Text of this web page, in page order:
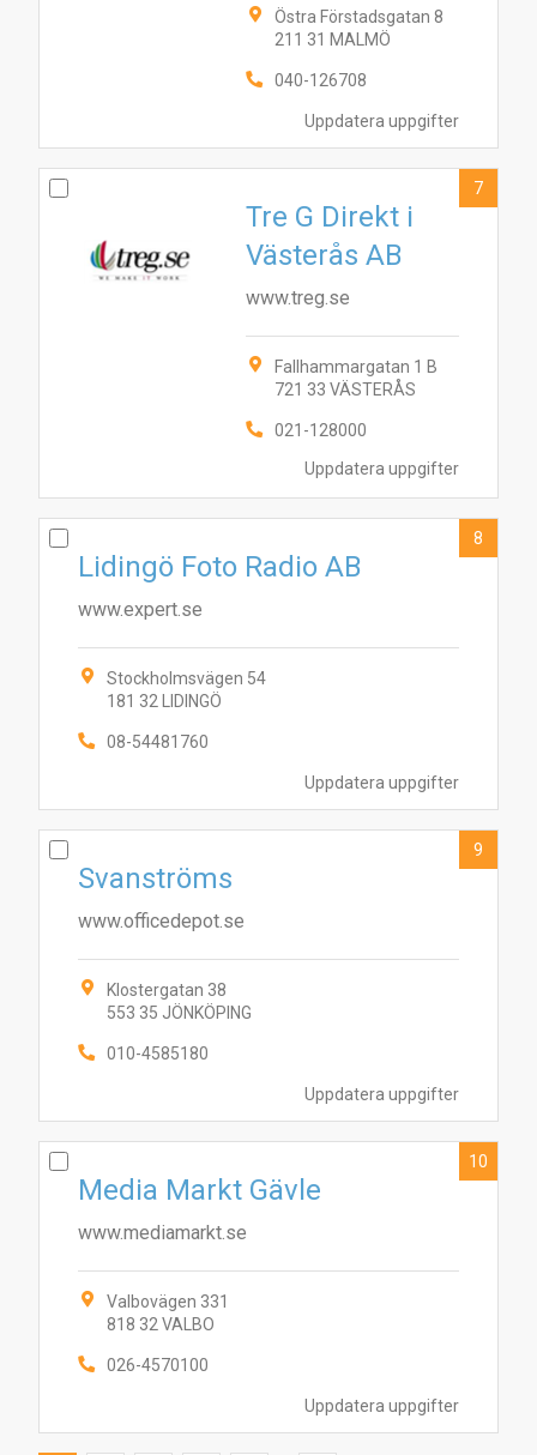
Uppdatera uppgifter
Östra Förstadsgatan 8
211 31 MALMÖ
040-126708
Uppdatera uppgifter
Tre G Direkt i
Västerås AB
www.treg.se
Fallhammargatan 1 B
721 33 VÄSTERÅS
021-128000
7
Uppdatera uppgifter
Lidingö Foto Radio AB
www.expert.se
Stockholmsvägen 54
181 32 LIDINGÖ
08-54481760
8
Uppdatera uppgifter
Svanströms
www.officedepot.se
Klostergatan 38
553 35 JÖNKÖPING
010-4585180
9
Uppdatera uppgifter
Media Markt Gävle
www.mediamarkt.se
Valbovägen 331
818 32 VALBO
026-4570100
10